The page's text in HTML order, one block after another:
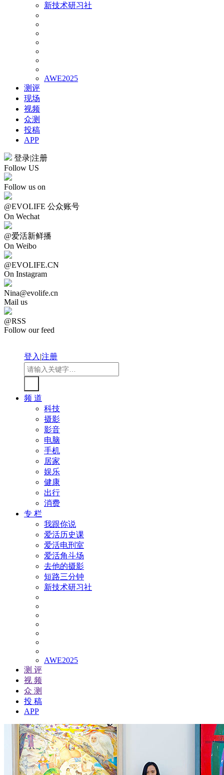
新技术研习社
AWE2025
测评
现场
视频
众测
投稿
APP
登录|注册
Follow US
Follow us on
@EVOLIFE 公众账号
On Wechat
@爱活新鲜播
On Weibo
@EVOLIFE.CN
On Instagram
Nina@evolife.cn
Mail us
@RSS
Follow our feed
登入|注册
频 道
科技
摄影
影音
电脑
手机
居家
娱乐
健康
出行
消费
专 栏
我跟你说
爱活历史课
爱活电刑室
爱活角斗场
去他的摄影
短路三分钟
新技术研习社
AWE2025
测 评
视 频
众 测
投 稿
APP